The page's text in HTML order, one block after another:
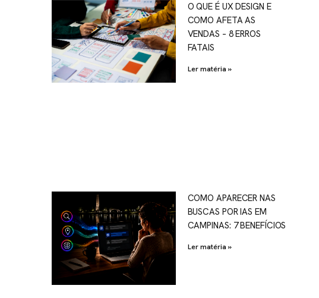
O QUE É UX DESIGN E
COMO AFETA AS
VENDAS – 8 ERROS
FATAIS
Ler matéria »
COMO APARECER NAS
BUSCAS POR IAS EM
CAMPINAS: 7 BENEFÍCIOS
Ler matéria »